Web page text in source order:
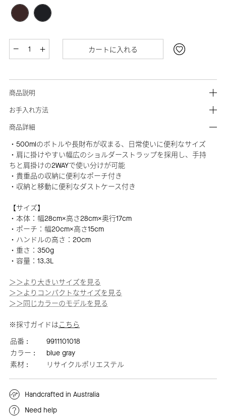
カートに入れる
商品説明
お手入れ方法
商品詳細
・500mlのボトルや長財布が収まる、日常使いに便利なサイズ
・肩に掛けやすい幅広のショルダーストラップを採用し、手持
ちと肩掛けの2WAYで使い分けが可能
・貴重品の収納に便利なポーチ付き
・収納と移動に便利なダストケース付き
【サイズ】
・本体：幅28cm×高さ28cm×奥行17cm
・ポーチ：幅20cm×高さ15cm
・ハンドルの高さ：20cm
・重さ：350g
・容量：13.3L
＞＞より大きいサイズを見る
＞＞よりコンパクトなサイズを見る
＞＞同じカラーのモデルを見る
※採寸ガイドはこちら
品番 :
9911101018
カラー :
blue gray
素材 :
リサイクルポリエステル
Handcrafted in Australia
Need help